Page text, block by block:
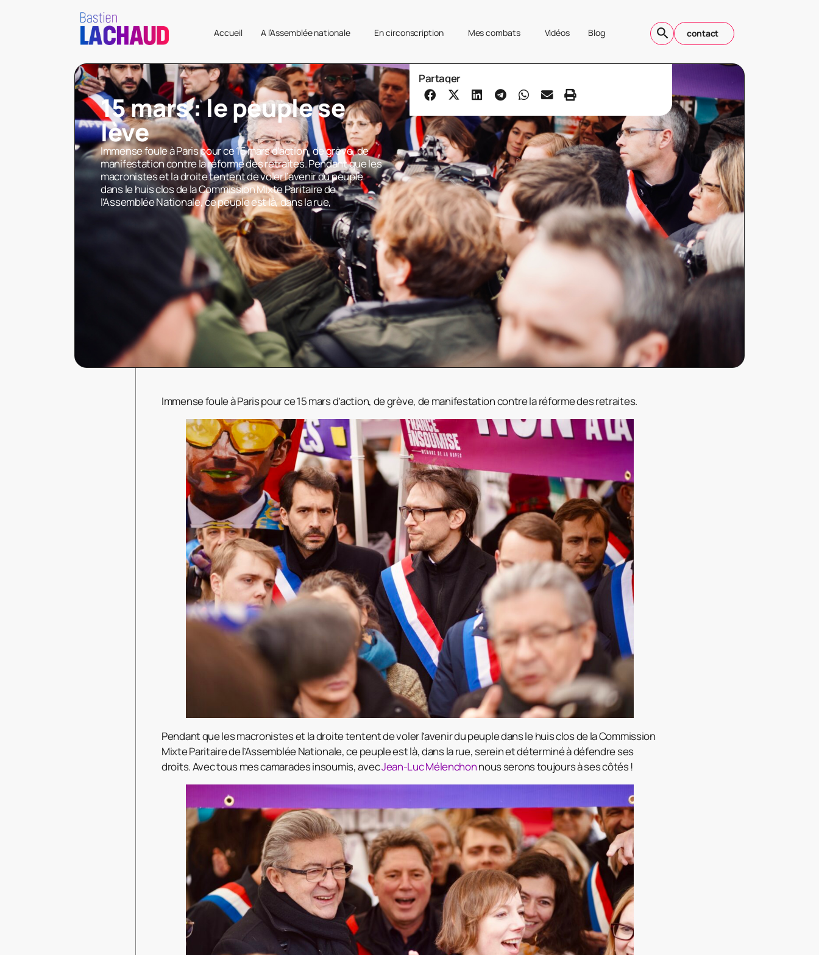
Accueil A l’Assemblée nationale En circonscription Mes combats Vidéos Blog contact
15 mars : le peuple se
lève
Immense foule à Paris pour ce 15 mars d’action, de grève, de
manifestation contre la réforme des retraites. Pendant que les
macronistes et la droite tentent de voler l’avenir du peuple
dans le huis clos de la Commission Mixte Paritaire de
l’Assemblée Nationale, ce peuple est là, dans la rue,
Partager
Immense foule à Paris pour ce 15 mars d’action, de grève, de manifestation contre la réforme des retraites.
Pendant que les macronistes et la droite tentent de voler l’avenir du peuple dans le huis clos de la Commission
Mixte Paritaire de l’Assemblée Nationale, ce peuple est là, dans la rue, serein et déterminé à défendre ses
droits. Avec tous mes camarades insoumis, avecJean-Luc Mélenchonnous serons toujours à ses côtés !